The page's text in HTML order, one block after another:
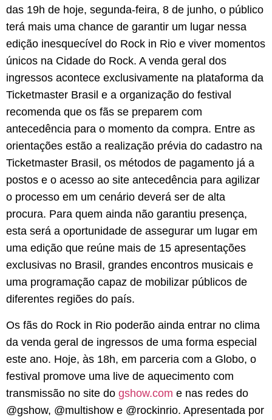
das 19h de hoje, segunda-feira, 8 de junho, o público
terá mais uma chance de garantir um lugar nessa
edição inesquecível do Rock in Rio e viver momentos
únicos na Cidade do Rock. A venda geral dos
ingressos acontece exclusivamente na plataforma da
Ticketmaster Brasil e a organização do festival
recomenda que os fãs se preparem com
antecedência para o momento da compra. Entre as
orientações estão a realização prévia do cadastro na
Ticketmaster Brasil, os métodos de pagamento já a
postos e o acesso ao site antecedência para agilizar
o processo em um cenário deverá ser de alta
procura. Para quem ainda não garantiu presença,
esta será a oportunidade de assegurar um lugar em
uma edição que reúne mais de 15 apresentações
exclusivas no Brasil, grandes encontros musicais e
uma programação capaz de mobilizar públicos de
diferentes regiões do país.
Os fãs do Rock in Rio poderão ainda entrar no clima
da venda geral de ingressos de uma forma especial
este ano. Hoje, às 18h, em parceria com a Globo, o
festival promove uma live de aquecimento com
transmissão no site do gshow.com e nas redes do
@gshow, @multishow e @rockinrio. Apresentada por